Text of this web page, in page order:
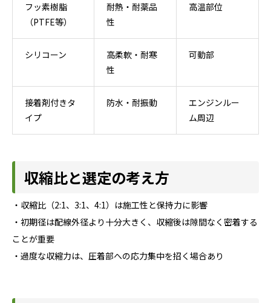
フッ素樹脂
（PTFE等）
耐熱・耐薬品
性
高温部位
シリコーン
高柔軟・耐寒
性
可動部
接着剤付きタ
イプ
防水・耐振動
エンジンルー
ム周辺
収縮比と選定の考え方
・収縮比（2:1、3:1、4:1）は施工性と保持力に影響
・初期径は配線外径より十分大きく、収縮後は隙間なく密着する
ことが重要
・過度な収縮力は、圧着部への応力集中を招く場合あり